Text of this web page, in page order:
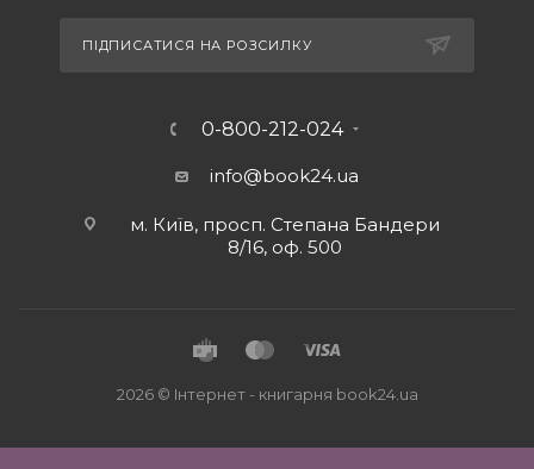
ПІДПИСАТИСЯ НА РОЗСИЛКУ
0-800-212-024
info@book24.ua
м. Київ, просп. Степана Бандери
8/16, оф. 500
2026 © Iнтернет - книгарня book24.ua